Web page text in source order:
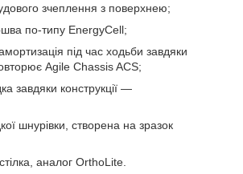
зчеплення з поверхнею;
по-типу EnergyCell;
амортизація під час ходьби завдяки
Agile Chassis ACS;
завдяки конструкції —
шнурівки, створена на зразок
аналог OrthoLite.